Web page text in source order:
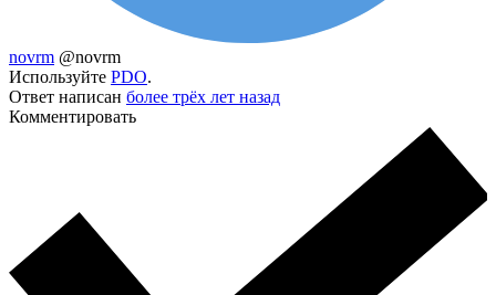
novrm @novrm
Используйте PDO.
Ответ написан более трёх лет назад
Комментировать